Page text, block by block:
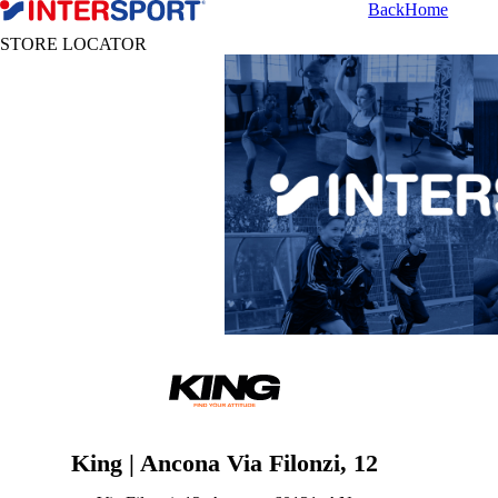
BackHome
STORE LOCATOR
King | Ancona Via Filonzi, 12